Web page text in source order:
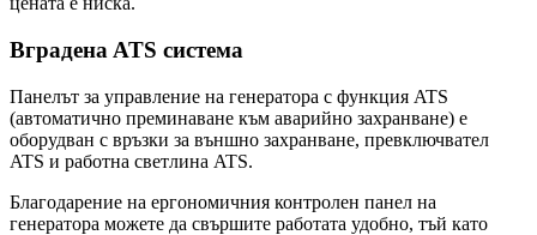
Вграденa ATS система
Панелът за управление на генератора с функция ATS
(автоматично преминаване към аварийно захранване) е
оборудван с връзки за външно захранване, превключвател
ATS и работна светлина ATS.
Благодарение на ергономичния контролен панел на
генератора можете да свършите работата удобно, тъй като